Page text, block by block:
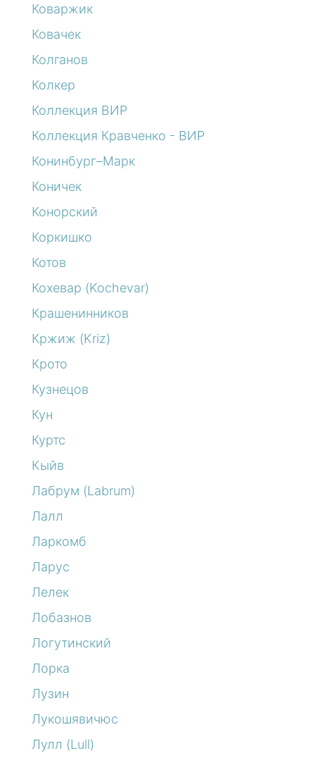
Коваржик
Ковачек
Колганов
Колкер
Коллекция ВИР
Коллекция Кравченко - ВИР
Конинбург–Марк
Коничек
Конорский
Коркишко
Котов
Кохевар (Kochevar)
Крашенинников
Кржиж (Kriz)
Крото
Кузнецов
Кун
Куртс
Кыйв
Лабрум (Labrum)
Лалл
Ларкомб
Ларус
Лелек
Лобазнов
Логутинский
Лорка
Лузин
Лукошявичюс
Лулл (Lull)